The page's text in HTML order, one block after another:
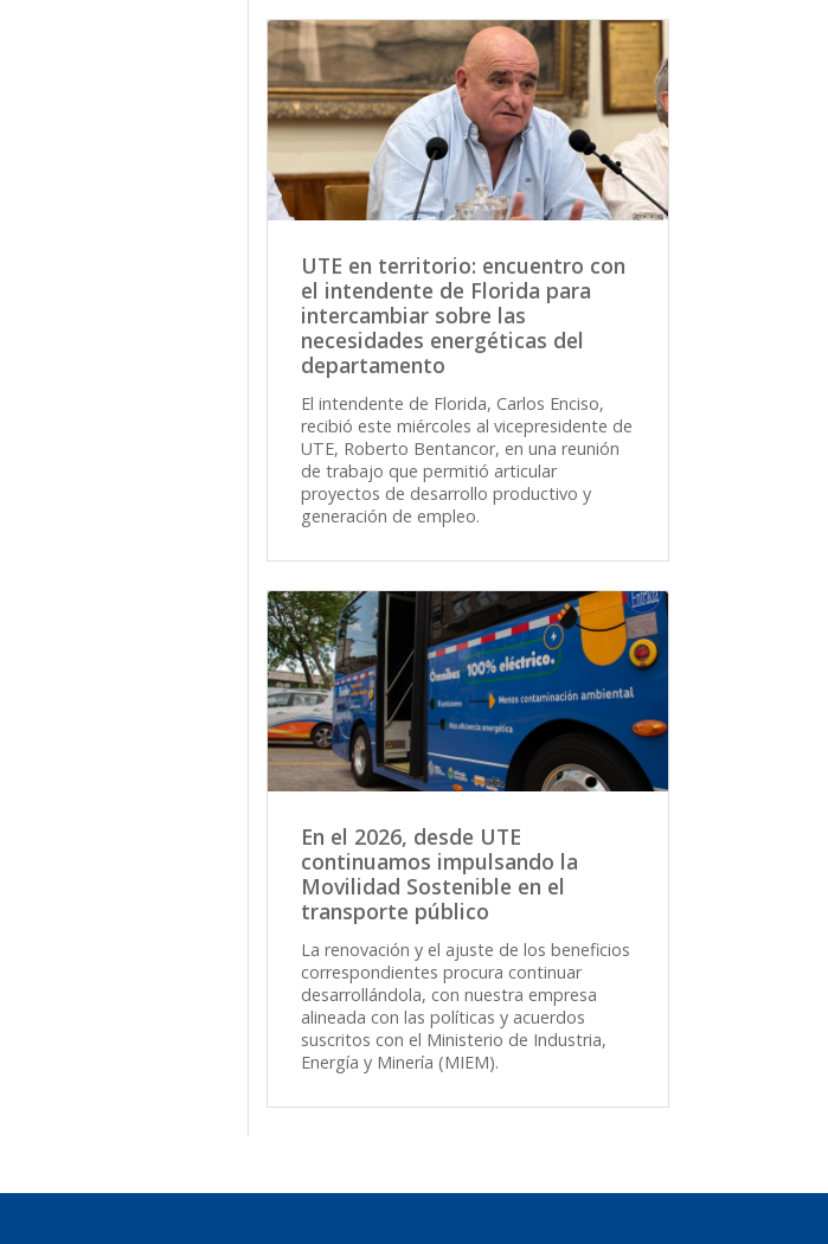
UTE en territorio: encuentro con
el intendente de Florida para
intercambiar sobre las
necesidades energéticas del
departamento
El intendente de Florida, Carlos Enciso,
recibió este miércoles al vicepresidente de
UTE, Roberto Bentancor, en una reunión
de trabajo que permitió articular
proyectos de desarrollo productivo y
generación de empleo.
En el 2026, desde UTE
continuamos impulsando la
Movilidad Sostenible en el
transporte público
La renovación y el ajuste de los beneficios
correspondientes procura continuar
desarrollándola, con nuestra empresa
alineada con las políticas y acuerdos
suscritos con el Ministerio de Industria,
Energía y Minería (MIEM).